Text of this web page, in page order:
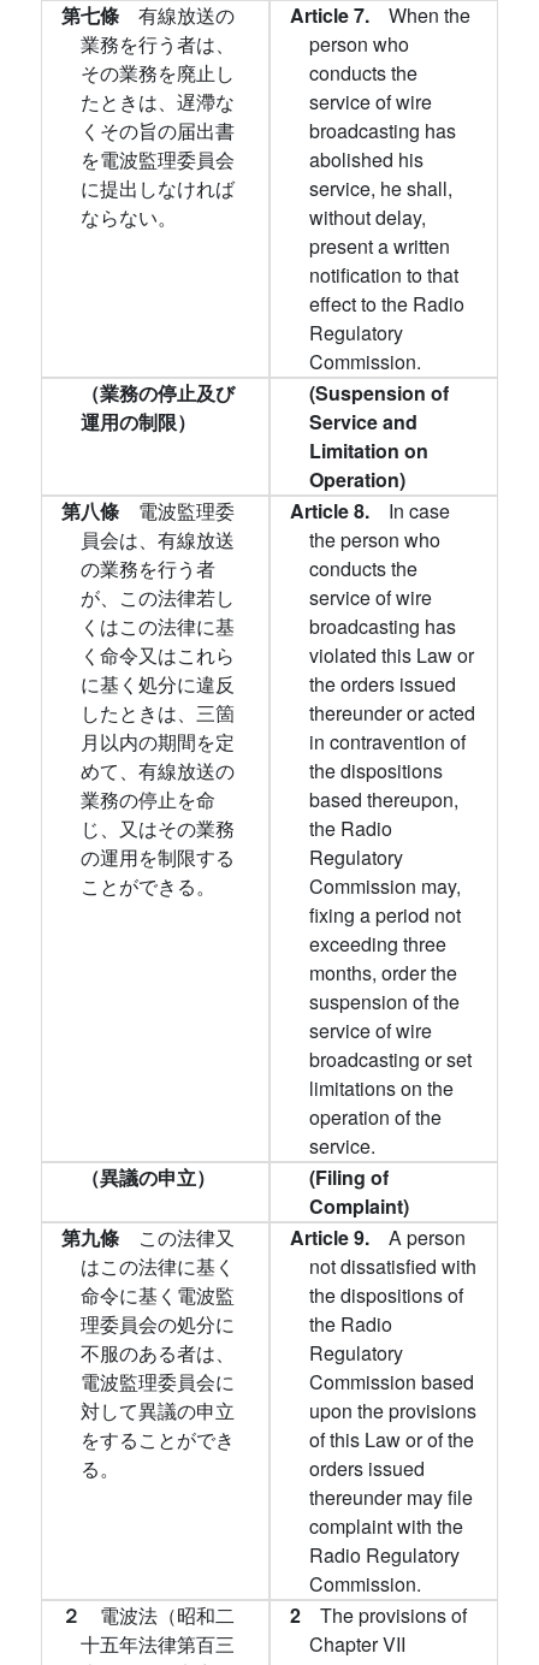
第七條 有線放送の
業務を行う者は、
その業務を廃止し
たときは、遅滯な
くその旨の届出書
を電波監理委員会
に提出しなければ
ならない。
Article 7. When the
person who
conducts the
service of wire
broadcasting has
abolished his
service, he shall,
without delay,
present a written
notification to that
effect to the Radio
Regulatory
Commission.
（業務の停止及び
運用の制限）
(Suspension of
Service and
Limitation on
Operation)
第八條 電波監理委
員会は、有線放送
の業務を行う者
が、この法律若し
くはこの法律に基
く命令又はこれら
に基く処分に違反
したときは、三箇
月以内の期間を定
めて、有線放送の
業務の停止を命
じ、又はその業務
の運用を制限する
ことができる。
Article 8. In case
the person who
conducts the
service of wire
broadcasting has
violated this Law or
the orders issued
thereunder or acted
in contravention of
the dispositions
based thereupon,
the Radio
Regulatory
Commission may,
fixing a period not
exceeding three
months, order the
suspension of the
service of wire
broadcasting or set
limitations on the
operation of the
service.
（異議の申立）
(Filing of
Complaint)
第九條 この法律又
はこの法律に基く
命令に基く電波監
理委員会の処分に
不服のある者は、
電波監理委員会に
対して異議の申立
をすることができ
る。
Article 9. A person
not dissatisfied with
the dispositions of
the Radio
Regulatory
Commission based
upon the provisions
of this Law or of the
orders issued
thereunder may file
complaint with the
Radio Regulatory
Commission.
２ 電波法（昭和二
十五年法律第百三
2 The provisions of
Chapter VII